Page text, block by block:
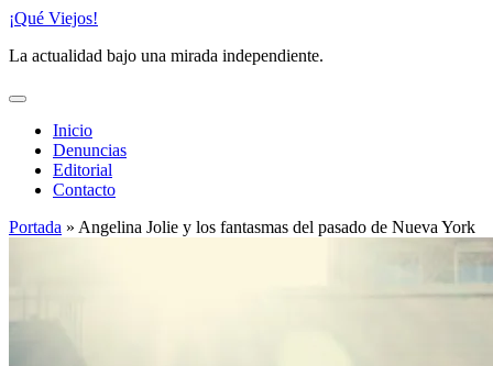
Saltar
contenido
¡Qué Viejos!
La actualidad bajo una mirada independiente.
Inicio
Denuncias
Editorial
Contacto
Portada » Angelina Jolie y los fantasmas del pasado de Nueva York